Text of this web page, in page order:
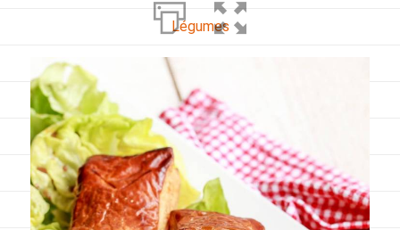
Légumes
Plats
Poissons, coquillages, crustacés
Régime
Sans gluten